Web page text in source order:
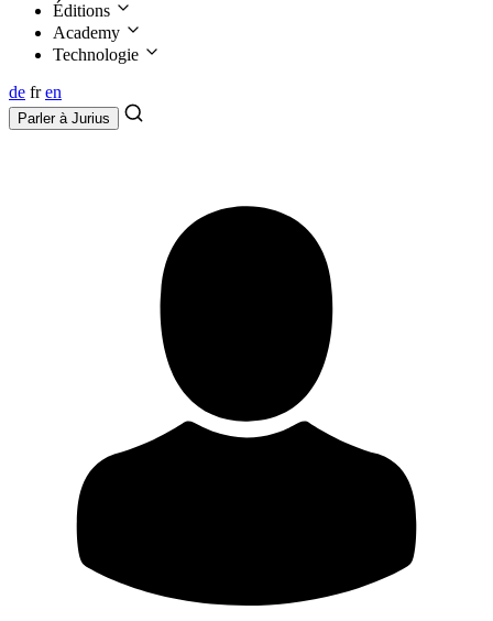
Éditions
Academy
Technologie
de fr en
Parler à Jurius